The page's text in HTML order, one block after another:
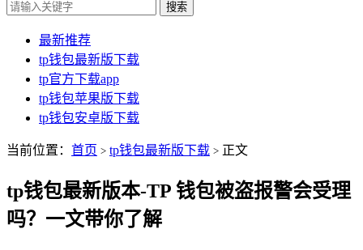
搜索
最新推荐
tp钱包最新版下载
tp官方下载app
tp钱包苹果版下载
tp钱包安卓版下载
当前位置： 首页 > tp钱包最新版下载 > 正文
tp钱包最新版本-TP 钱包被盗报警会受理
吗？一文带你了解